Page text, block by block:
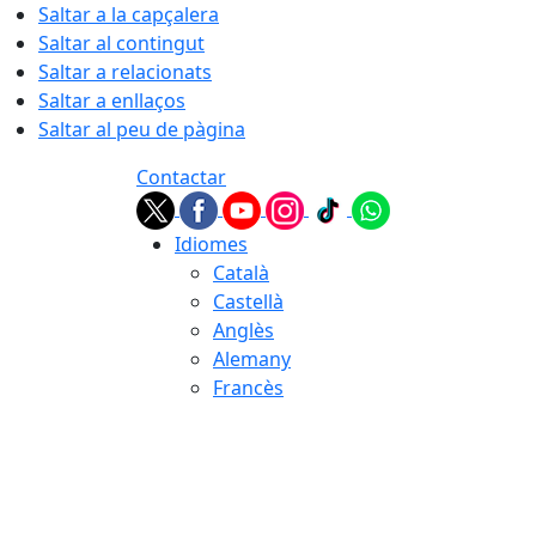
Saltar a la capçalera
Saltar al contingut
Saltar a relacionats
Saltar a enllaços
Saltar al peu de pàgina
Contactar
Idiomes
Català
Castellà
Anglès
Alemany
Francès